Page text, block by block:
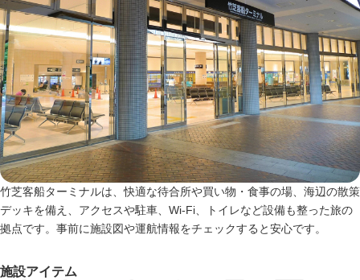
竹芝客船ターミナルは、快適な待合所や買い物・食事の場、海辺の散策
デッキを備え、アクセスや駐車、Wi‑Fi、トイレなど設備も整った旅の
拠点です。事前に施設図や運航情報をチェックすると安心です。
施設アイテム